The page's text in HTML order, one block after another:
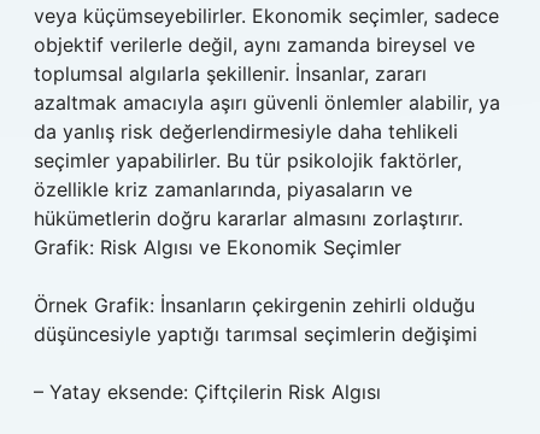
veya küçümseyebilirler. Ekonomik seçimler, sadece
objektif verilerle değil, aynı zamanda bireysel ve
toplumsal algılarla şekillenir. İnsanlar, zararı
azaltmak amacıyla aşırı güvenli önlemler alabilir, ya
da yanlış risk değerlendirmesiyle daha tehlikeli
seçimler yapabilirler. Bu tür psikolojik faktörler,
özellikle kriz zamanlarında, piyasaların ve
hükümetlerin doğru kararlar almasını zorlaştırır.
Grafik: Risk Algısı ve Ekonomik Seçimler
Örnek Grafik: İnsanların çekirgenin zehirli olduğu
düşüncesiyle yaptığı tarımsal seçimlerin değişimi
– Yatay eksende: Çiftçilerin Risk Algısı